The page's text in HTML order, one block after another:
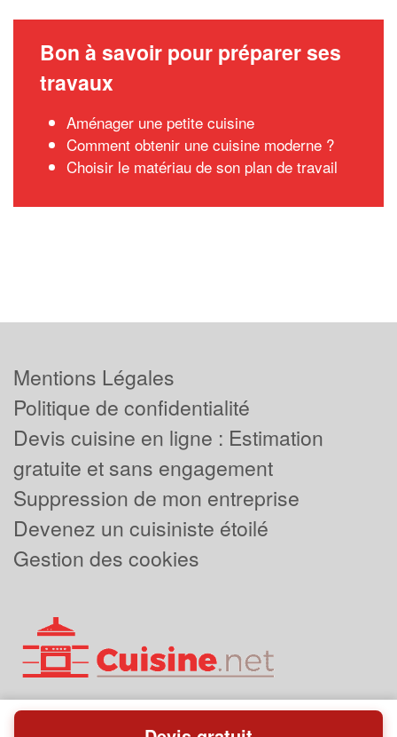
Bon à savoir pour préparer ses
travaux
Aménager une petite cuisine
Comment obtenir une cuisine moderne ?
Choisir le matériau de son plan de travail
Mentions Légales
Politique de confidentialité
Devis cuisine en ligne : Estimation
gratuite et sans engagement
Suppression de mon entreprise
Devenez un cuisiniste étoilé
Gestion des cookies